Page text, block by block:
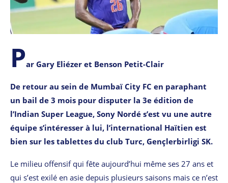
Par Gary Eliézer et Benson Petit-Clair
De retour au sein de Mumbaï City FC en paraphant
un bail de 3 mois pour disputer la 3e édition de
l’Indian Super League, Sony Nordé s’est vu une autre
équipe s’intéresser à lui, l’international Haïtien est
bien sur les tablettes du club Turc, Gençlerbirligi SK.
Le milieu offensif qui fête aujourd’hui même ses 27 ans et
qui s’est exilé en asie depuis plusieurs saisons mais ce n’est